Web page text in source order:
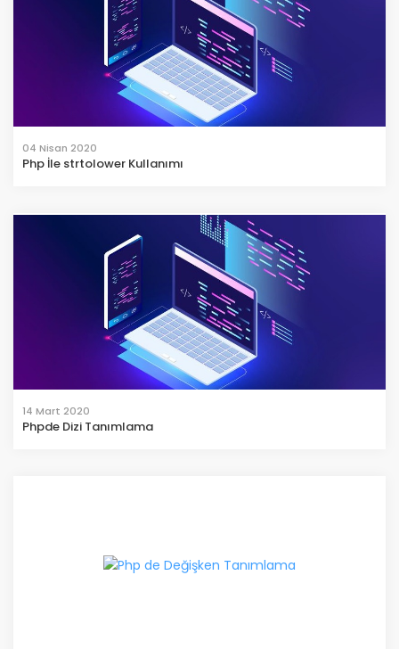
04 Nisan 2020
Php İle strtolower Kullanımı
14 Mart 2020
Phpde Dizi Tanımlama